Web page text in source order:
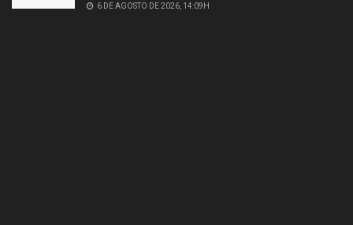
6 DE AGOSTO DE 2026, 14:09H